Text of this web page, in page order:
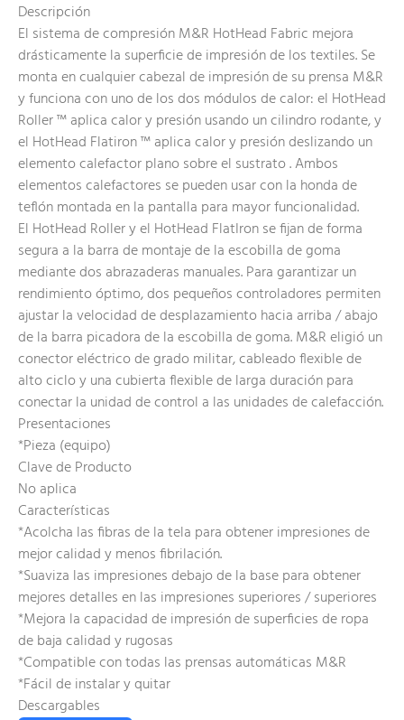
Descripción
El sistema de compresión M&R HotHead Fabric mejora
drásticamente la superficie de impresión de los textiles. Se
monta en cualquier cabezal de impresión de su prensa M&R
y funciona con uno de los dos módulos de calor: el HotHead
Roller ™ aplica calor y presión usando un cilindro rodante, y
el HotHead Flatiron ™ aplica calor y presión deslizando un
elemento calefactor plano sobre el sustrato . Ambos
elementos calefactores se pueden usar con la honda de
teflón montada en la pantalla para mayor funcionalidad.
El HotHead Roller y el HotHead FlatIron se fijan de forma
segura a la barra de montaje de la escobilla de goma
mediante dos abrazaderas manuales. Para garantizar un
rendimiento óptimo, dos pequeños controladores permiten
ajustar la velocidad de desplazamiento hacia arriba / abajo
de la barra picadora de la escobilla de goma. M&R eligió un
conector eléctrico de grado militar, cableado flexible de
alto ciclo y una cubierta flexible de larga duración para
conectar la unidad de control a las unidades de calefacción.
Presentaciones
*Pieza (equipo)
Clave de Producto
No aplica
Características
*Acolcha las fibras de la tela para obtener impresiones de
mejor calidad y menos fibrilación.
*Suaviza las impresiones debajo de la base para obtener
mejores detalles en las impresiones superiores / superiores
*Mejora la capacidad de impresión de superficies de ropa
de baja calidad y rugosas
*Compatible con todas las prensas automáticas M&R
*Fácil de instalar y quitar
Descargables